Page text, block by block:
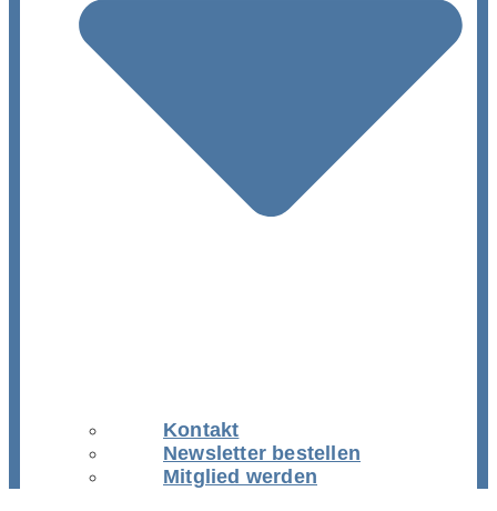
Kontakt
Newsletter bestellen
Mitglied werden